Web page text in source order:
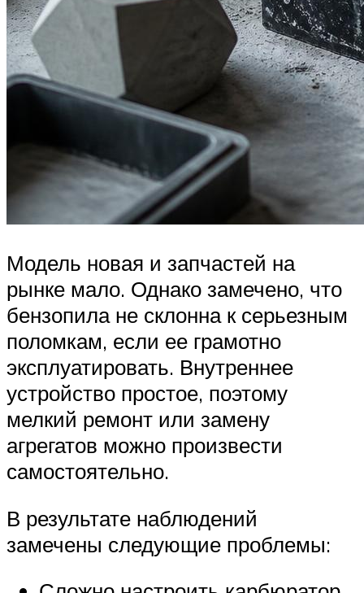
Модель новая и запчастей на
рынке мало. Однако замечено, что
бензопила не склонна к серьезным
поломкам, если ее грамотно
эксплуатировать. Внутреннее
устройство простое, поэтому
мелкий ремонт или замену
агрегатов можно произвести
самостоятельно.
В результате наблюдений
замечены следующие проблемы: